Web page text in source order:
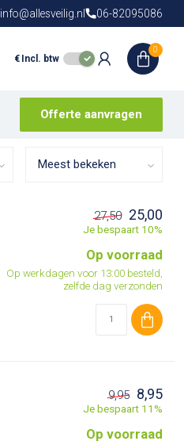
Gratis verzendingvanaf € 150,- in
info@allesveilig.nl 06-82095086
€ Incl. btw
0
Offerte aanvragen
27,50 25,00
Je bespaart 10%
Op voorraad
Op werkdagen voor 13:00 besteld,
zelfde dag verzonden
9,95 8,95
Je bespaart 11%
Op voorraad